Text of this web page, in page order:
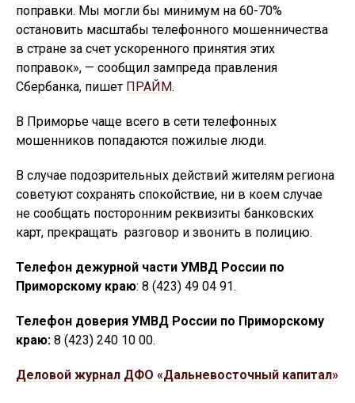
поправки. Мы могли бы минимум на 60-70%
остановить масштабы телефонного мошенничества
в стране за счет ускоренного принятия этих
поправок», — сообщил зампреда правления
Сбербанка, пишет ПРАЙМ.
В Приморье чаще всего в сети телефонных
мошенников попадаются пожилые люди.
В случае подозрительных действий жителям региона
советуют сохранять спокойствие, ни в коем случае
не сообщать посторонним реквизиты банковских
карт, прекращать разговор и звонить в полицию.
Телефон дежурной части УМВД России по
Приморскому краю: 8 (423) 49 04 91.
Телефон доверия УМВД России по Приморскому
краю: 8 (423) 240 10 00.
Деловой журнал ДФО «Дальневосточный капитал»